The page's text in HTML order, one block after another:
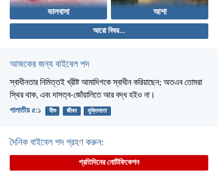
ভালবাসা আশা
আরো বিষয়...
আজকের জন্য বাইবেল পদ
স্বাধীনতার নিমিত্তই খ্রীষ্ট আমাদিগকে স্বাধীন করিয়াছেন; অতএব তোমরা
স্থির থাক, এবং দাসত্ব-জোঁয়ালিতে আর বদ্ধ হইও না।
গালাতীয় ৫:১ যীশু জীবন মুক্তিদাতা
দৈনিক বাইবেল পদ গ্রহণ করুন:
প্রতিদিনের নোটিফিকেশন